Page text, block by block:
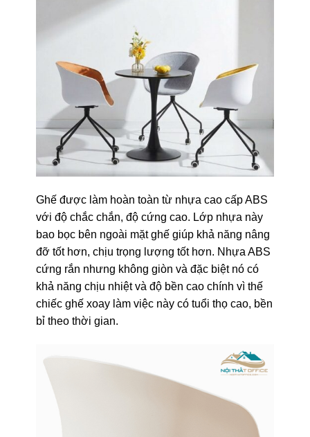
Ghế được làm hoàn toàn từ nhựa cao cấp ABS
với độ chắc chắn, độ cứng cao. Lớp nhựa này
bao bọc bên ngoài mặt ghế giúp khả năng nâng
đỡ tốt hơn, chịu trọng lượng tốt hơn. Nhựa ABS
cứng rắn nhưng không giòn và đặc biệt nó có
khả năng chịu nhiệt và độ bền cao chính vì thế
chiếc ghế xoay làm việc này có tuổi thọ cao, bền
bỉ theo thời gian.